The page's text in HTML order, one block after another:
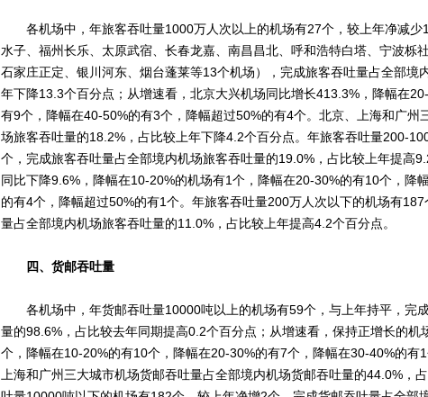
各机场中，年旅客吞吐量1000万人次以上的机场有27个，较上年净减少
水子、福州长乐、太原武宿、长春龙嘉、南昌昌北、呼和浩特白塔、宁波栎
石家庄正定、银川河东、烟台蓬莱等13个机场），完成旅客吞吐量占全部境
年下降13.3个百分点；从增速看，北京大兴机场同比增长413.3%，降幅在
有9个，降幅在40-50%的有3个，降幅超过50%的有4个。北京、上海和广州
场旅客吞吐量的18.2%，占比较上年下降4.2个百分点。年旅客吞吐量200-
个，完成旅客吞吐量占全部境内机场旅客吞吐量的19.0%，占比较上年提高
同比下降9.6%，降幅在10-20%的机场有1个，降幅在20-30%的有10个，降
的有4个，降幅超过50%的有1个。年旅客吞吐量200万人次以下的机场有
量占全部境内机场旅客吞吐量的11.0%，占比较上年提高4.2个百分点。
四、货邮吞吐量
各机场中，年货邮吞吐量10000吨以上的机场有59个，与上年持平，完
量的98.6%，占比较去年同期提高0.2个百分点；从增速看，保持正增长的机
个，降幅在10-20%的有10个，降幅在20-30%的有7个，降幅在30-40%的有
上海和广州三大城市机场货邮吞吐量占全部境内机场货邮吞吐量的44.0%，